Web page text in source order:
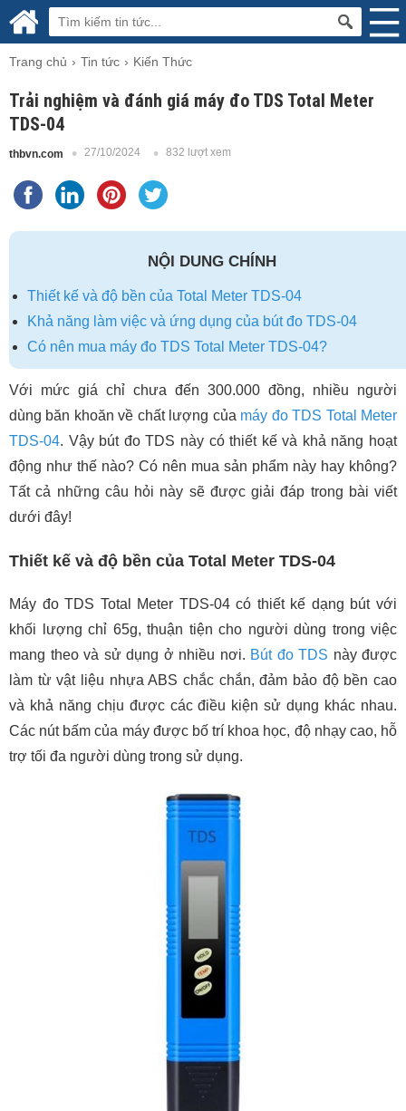
Trang chủ Tin tức Kiến Thức
Trải nghiệm và đánh giá máy đo TDS Total Meter
TDS-04
thbvn.com 27/10/2024 832 lượt xem
NỘI DUNG CHÍNH
Thiết kế và độ bền của Total Meter TDS-04
Khả năng làm việc và ứng dụng của bút đo TDS-04
Có nên mua máy đo TDS Total Meter TDS-04?
Với mức giá chỉ chưa đến 300.000 đồng, nhiều người
dùng băn khoăn về chất lượng của máy đo TDS Total Meter
TDS-04. Vậy bút đo TDS này có thiết kế và khả năng hoạt
động như thế nào? Có nên mua sản phẩm này hay không?
Tất cả những câu hỏi này sẽ được giải đáp trong bài viết
dưới đây!
Thiết kế và độ bền của Total Meter TDS-04
Máy đo TDS Total Meter TDS-04 có thiết kế dạng bút với
khối lượng chỉ 65g, thuận tiện cho người dùng trong việc
mang theo và sử dụng ở nhiều nơi. Bút đo TDS này được
làm từ vật liệu nhựa ABS chắc chắn, đảm bảo độ bền cao
và khả năng chịu được các điều kiện sử dụng khác nhau.
Các nút bấm của máy được bố trí khoa học, độ nhạy cao, hỗ
trợ tối đa người dùng trong sử dụng.